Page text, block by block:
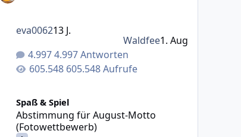
3 J.
4.997 Antworten
605.548 Aufrufe
eva006213 J.
Waldfee1. Aug
Spaß & Spiel
Abstimmung für August-Motto
(Fotowettbewerb)